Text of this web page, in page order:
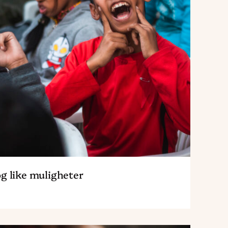
like muligheter